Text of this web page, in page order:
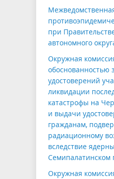
при
автономного
Окружная
обоснованностью
удостоверений
ликвидации
катастрофы на
и выдачи
гражданам,
радиационному
вследствие
Семипалатинском
Окружная